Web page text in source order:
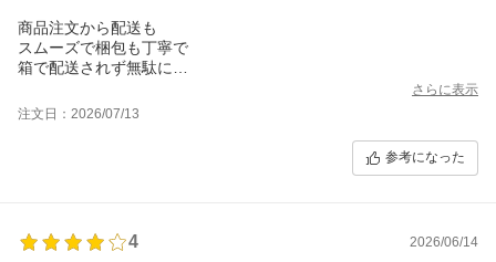
商品注文から配送も
スムーズで梱包も丁寧で
箱で配送されず無駄に
ありがとうございました。
さらに表示
注文日：2026/07/13
参考になった
4
2026/06/14